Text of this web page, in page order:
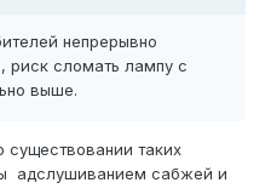
непрерывно
риск сломать лампу с
выше.
таких
адслушиванием сабжей и